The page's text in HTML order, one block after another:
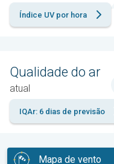
Índice UV por hora
Qualidade do ar
atual
IQAr: 6 dias de previsão
Mapa de vento